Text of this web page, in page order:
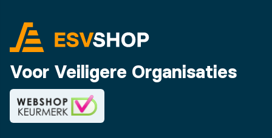
Voor Veiligere Organisaties